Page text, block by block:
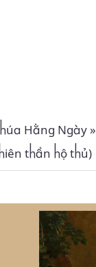
Hằng Ngày»
thần hộ thủ)